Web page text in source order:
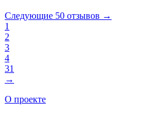
Следующие 50 отзывов →
1
2
3
4
31
→
О проекте